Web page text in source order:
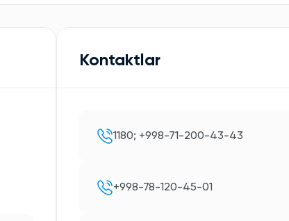
Kontaktlar
1180; +998-71-200-43-43
+998-78-120-45-01